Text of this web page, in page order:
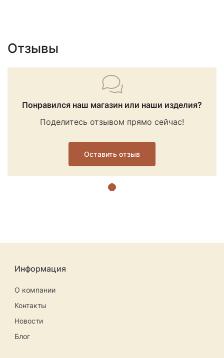
Отзывы
Понравился наш магазин или наши изделия?
Поделитесь отзывом прямо сейчас!
Оставить отзыв
Информация
О компании
Контакты
Новости
Блог